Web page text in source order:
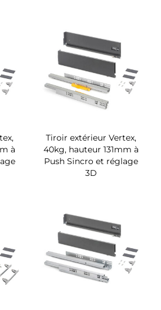
à
Tiroir extérieur Vertex,
40kg, hauteur 131mm à
Push Sincro et réglage
3D